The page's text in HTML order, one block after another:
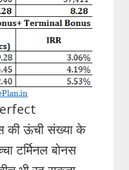
की ऊंची संख्या के
टर्मिनल बोनस